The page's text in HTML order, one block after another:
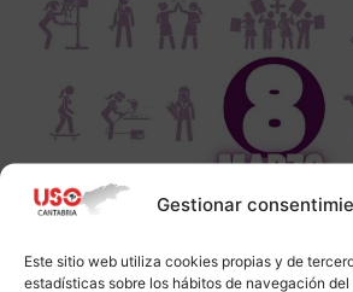
Gestionar
Este sitio web utiliza cookies propias y de
estadísticas sobre los hábitos de navegación del